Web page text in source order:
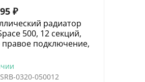
₽
радиатор
500, 12 секций,
подключение,
SRB-0320-050012